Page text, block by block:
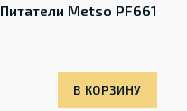
Питатели Metso PF661
В КОРЗИНУ